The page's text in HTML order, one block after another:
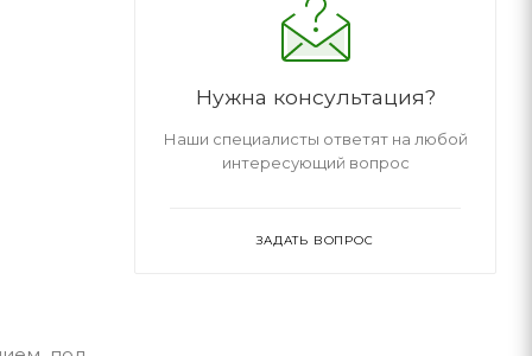
Нужна консультация?
Наши специалисты ответят на любой
интересующий вопрос
ЗАДАТЬ ВОПРОС